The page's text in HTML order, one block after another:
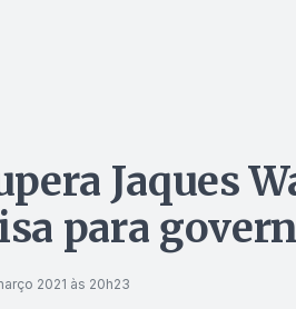
Jaques
para
2021 às 20h23